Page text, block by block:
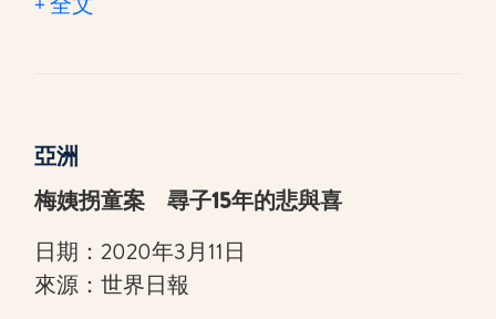
亞洲
梅姨拐童案 尋子15年的悲與喜
日期：2020年3月11日
來源：世界日報